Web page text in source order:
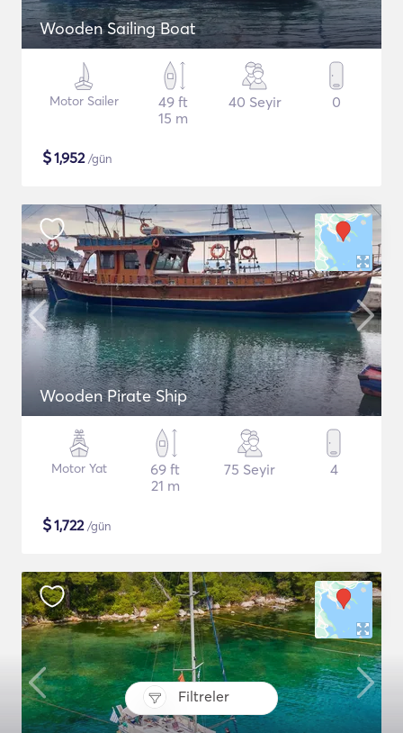
Filtreler
Wooden Sailing Boat
Motor Sailer
49 ft
15 m
40 Seyir 0
$1,952/gün
Wooden Pirate Ship
Motor Yat
69 ft
21 m
75 Seyir 4
$1,722/gün